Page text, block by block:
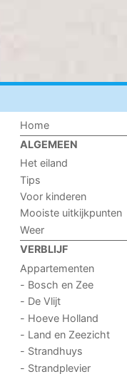
Home
ALGEMEEN
Het eiland
Tips
Voor kinderen
Mooiste uitkijkpunten
Weer
VERBLIJF
Appartementen
- Bosch en Zee
- De Vlijt
- Hoeve Holland
- Land en Zeezicht
- Strandhuys
- Strandplevier